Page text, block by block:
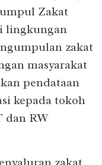
Zakat
lingkungan
zakat
masyarakat
pendataan
kepada tokoh
dan RW